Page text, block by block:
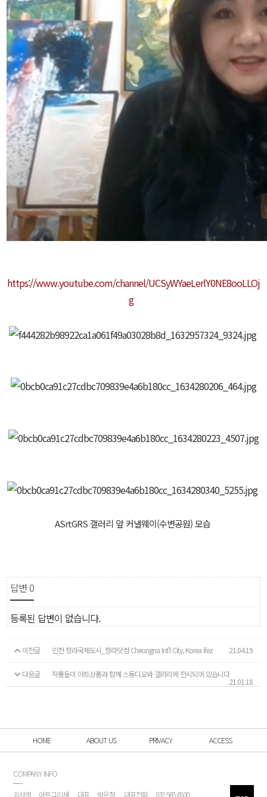
https://www.youtube.com/channel/UCSyWYaeLerlY0NE8ooLLOj
g
ASrtGRS 갤러리 앞 커낼웨이(수변공원) 모습
답변 0
등록된 답변이 없습니다.
이전글 인천 청라국제도시_청라닷컴 Cheongna Int'l City, Korea ifez 21.04.19
다음글 작품들이 아트상품과 함께 스튜디오와 갤러리에 전시되어 있습니다
21.01.18
HOME ABOUT US PRIVACY ACCESS
COMPANY INFO
회사명 아트그리새 대표 박은정 대표전화 032-568-6800